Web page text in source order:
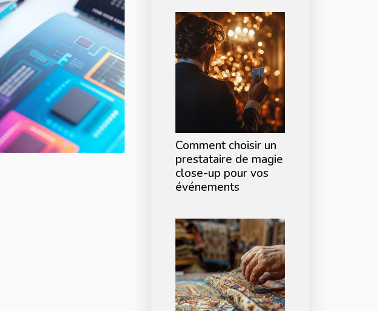
Comment choisir un
prestataire de magie
close-up pour vos
événements